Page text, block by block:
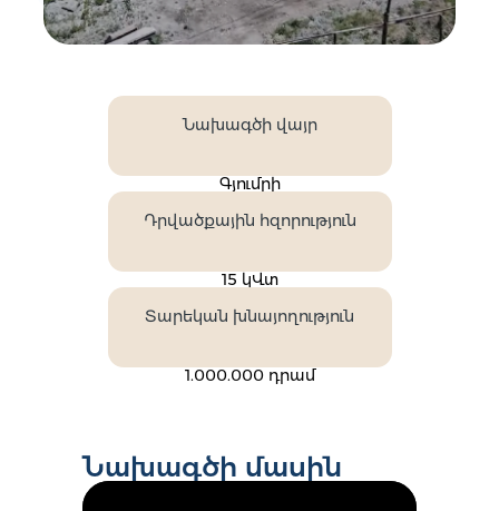
Նախագծի վայր
Գյումրի
Դրվածքային հզորություն
15 կՎտ
Տարեկան խնայողություն
1.000.000 դրամ
Նախագծի մասին